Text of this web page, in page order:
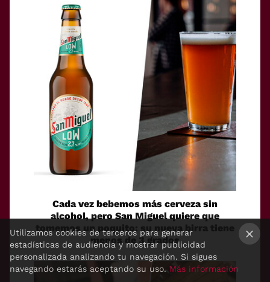
Cada vez bebemos más cerveza sin
alcohol, pero San Miguel quiere que
tomemos un poquito: su nueva birra tiene
menos de 3 grados
Utilizamos cookies de terceros para generar
estadísticas de audiencia y mostrar publicidad
personalizada analizando tu navegación. Si sigues
navegando estarás aceptando su uso. Más información